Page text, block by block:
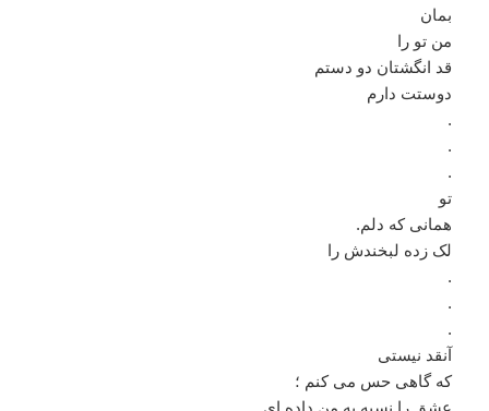
بمان
من تو را
قد انگشتان دو دستم
دوستت دارم
.
.
.
تو
همانی که دلم.
لک زده لبخندش را‌
.
.
.
آنقد نیستی
که گاهی حس می کنم ؛